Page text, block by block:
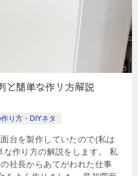
と簡単な作り方解説
り方・DIYネタ
台を製作していたので(私は
作り方の解説をします。 私
社長からあてがわれた仕事